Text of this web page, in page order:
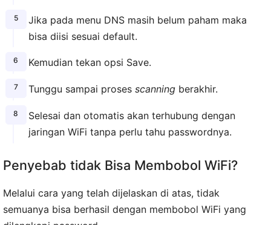
Jika pada menu DNS masih belum paham maka
bisa diisi sesuai default.
Kemudian tekan opsi Save.
Tunggu sampai proses scanningberakhir.
Selesai dan otomatis akan terhubung dengan
jaringan WiFi tanpa perlu tahu passwordnya.
Penyebab tidak Bisa Membobol WiFi?
Melalui cara yang telah dijelaskan di atas, tidak
semuanya bisa berhasil dengan membobol WiFi yang